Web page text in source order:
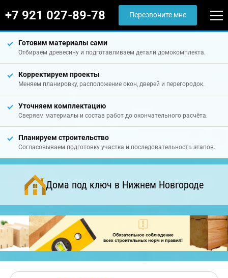
+7 921 027-89-78 Перезвоните мне
Готовим материалы сами
Отбираем древесину и подготавливаем детали домокомплекта.
Корректируем проекты
Меняем планировку, расположение окон, дверей и перегородок.
Уточняем комплектацию
Сверяем материалы и состав работ до окончательного расчёта.
Планируем строительство
Согласовываем подготовку участка и последовательность этапов.
Дома под ключ в Нижнем Новгороде